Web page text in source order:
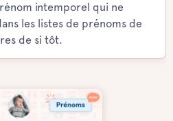
intemporel qui ne
les listes de prénoms de
de si tôt.